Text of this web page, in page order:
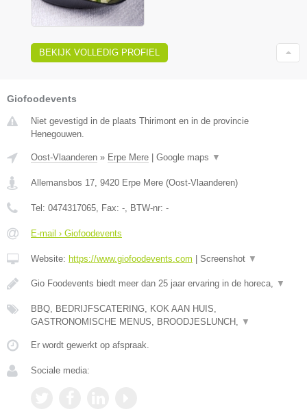
BEKIJK VOLLEDIG PROFIEL
Giofoodevents
Niet gevestigd in de plaats Thirimont en in de provincie
Henegouwen.
Oost-Vlaanderen » Erpe Mere Google maps ▼
Allemansbos 17 9420 Erpe Mere (Oost-Vlaanderen)
Tel: 0474317065 , Fax: - , BTW-nr: -
E-mail › Giofoodevents
Website: https://www.giofoodevents.com Screenshot ▼
Gio Foodevents biedt meer dan 25 jaar ervaring in de horeca, ▼
BBQ, BEDRIJFSCATERING, KOK AAN HUIS,
GASTRONOMISCHE MENUS, BROODJESLUNCH,
▼
Er wordt gewerkt op afspraak.
Sociale media: